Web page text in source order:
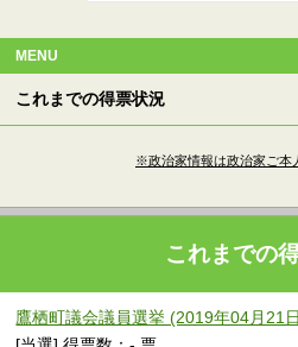
MENU
これまでの得票状況
※政治家情報は政治家ご本
これまでの
鷹栖町議会議員選挙 (2019年04月21